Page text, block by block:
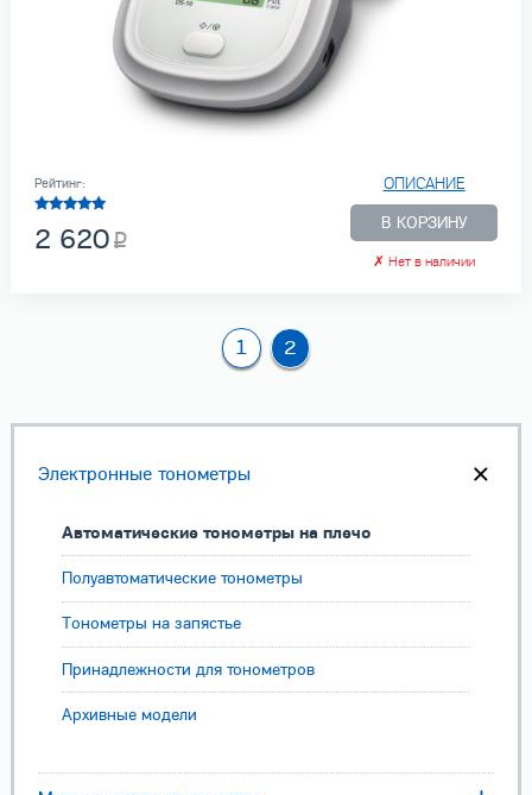
Электронные тонометры
Автоматические тонометры на плечо
Полуавтоматические тонометры
Тонометры на запястье
Принадлежности для тонометров
Архивные модели
ОПИСАНИЕ
В КОРЗИНУ
✗ Нет в наличии
Рейтинг:
2 620
1 2